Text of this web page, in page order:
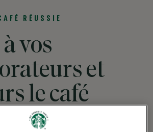
RÉUSSIE
vos
et
le café
en